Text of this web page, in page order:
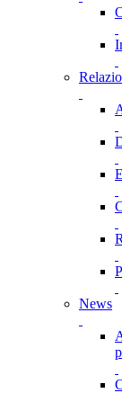
News